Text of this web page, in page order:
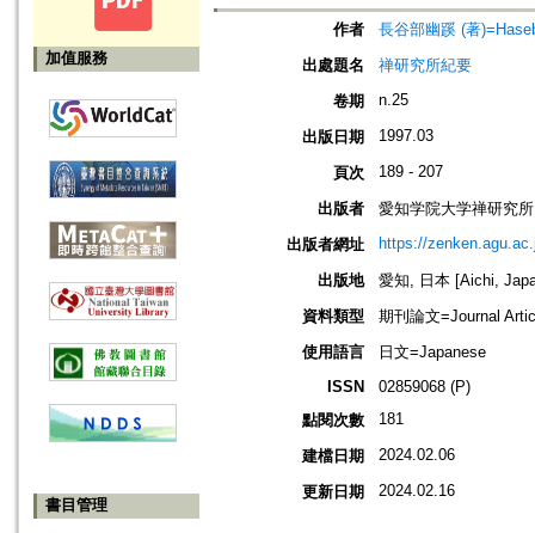
加值服務
書目管理
作者
長谷部幽蹊 (著
出處題名
禅研究所紀要
卷期
n.25
出版日期 1997.03
頁次 189 - 207
出版者
愛知学院大学禅研究所
出版者網址
https://
出版地
愛知, 日本 [Aichi,
資料類型
期刊論文=Journal
使用語言
日文=Japanese
ISSN
02859068 (P)
點閱次數
181
建檔日期 2024.02.06
更新日期 2024.02.16